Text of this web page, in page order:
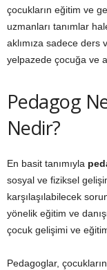
çocukların eğitim ve
uzmanları tanımlar
aklımıza sadece
yelpazede çocuğa ve
Pedagog
Nedir?
En basit tanımıyla
sosyal ve fiziksel
karşılaşılabilecek
yönelik eğitim ve
çocuk gelişimi ve
Pedagoglar,